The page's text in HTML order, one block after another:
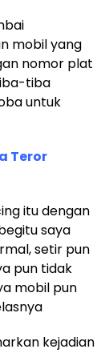
mobil yang
nomor plat
tiba
untuk
Teror
itu dengan
saya
setir pun
pun tidak
mobil pun
kejadian